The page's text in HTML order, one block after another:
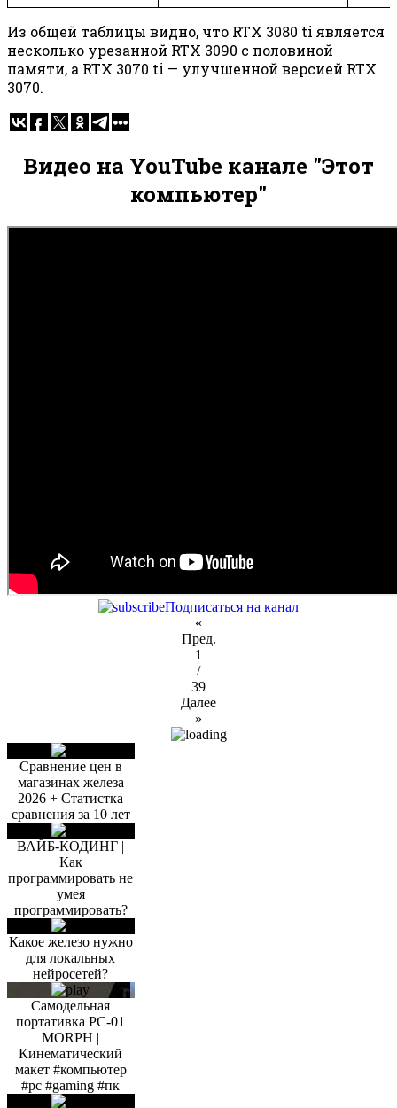
Из общей таблицы видно, что RTX 3080 ti является
несколько урезанной RTX 3090 с половиной
памяти, а RTX 3070 ti — улучшенной версией RTX
3070.
Видео на YouTube канале "Этот
компьютер"
Подписаться на канал
«
Пред.
1
/
39
Далее
»
Сравнение цен в
магазинах железа
2026 + Статистка
сравнения за 10 лет
ВАЙБ-КОДИНГ |
Как
программировать не
умея
программировать?
Какое железо нужно
для локальных
нейросетей?
Самодельная
портативка PC-01
MORPH |
Кинематический
макет #компьютер
#pc #gaming #пк